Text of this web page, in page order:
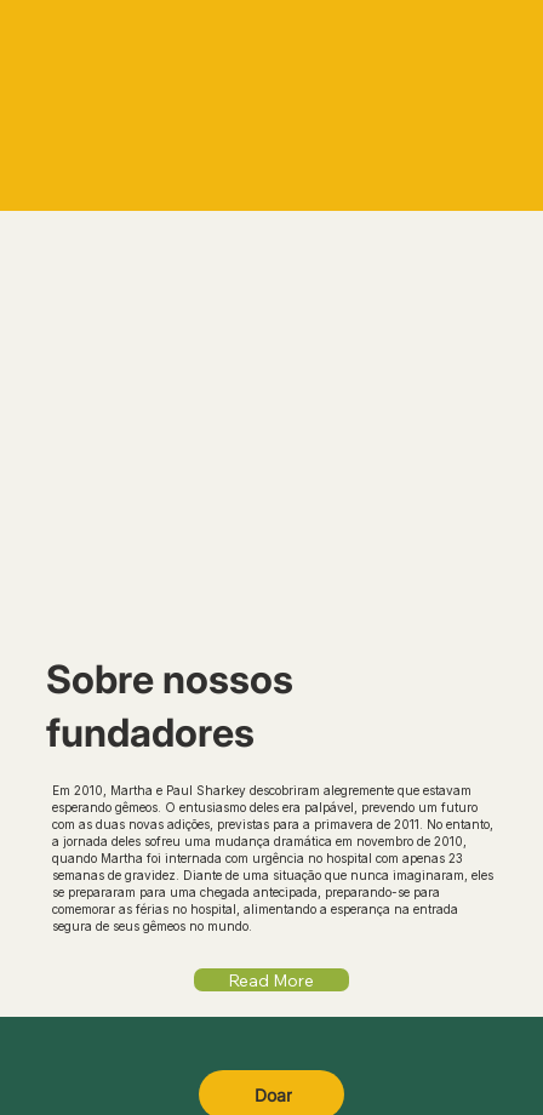
Sobre nossos
fundadores
Em 2010, Martha e Paul Sharkey descobriram alegremente que estavam
esperando gêmeos. O entusiasmo deles era palpável, prevendo um futuro
com as duas novas adições, previstas para a primavera de 2011. No entanto,
a jornada deles sofreu uma mudança dramática em novembro de 2010,
quando Martha foi internada com urgência no hospital com apenas 23
semanas de gravidez. Diante de uma situação que nunca imaginaram, eles
se prepararam para uma chegada antecipada, preparando-se para
comemorar as férias no hospital, alimentando a esperança na entrada
segura de seus gêmeos no mundo.
Read More
Doar